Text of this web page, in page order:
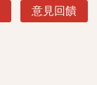
意見回饋